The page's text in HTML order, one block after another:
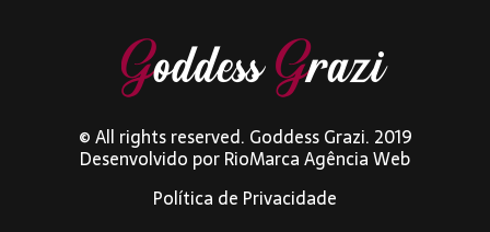
© All rights reserved. Goddess Grazi. 2019
Desenvolvido porRioMarca Agência Web
Política de Privacidade